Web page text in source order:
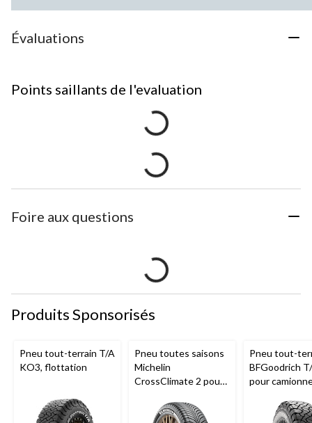
Évaluations
Points saillants de l'evaluation
Foire aux questions
Produits Sponsorisés
Pneu tout-terrain T/A
KO3, flottation
Pneu toutes saisons
Michelin
CrossClimate 2 pour
et multisegments
Pneu tout-
BFGoodrich
pour